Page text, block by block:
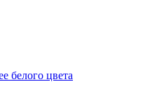
белого цвета